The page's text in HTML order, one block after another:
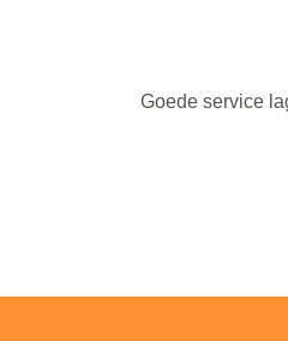
Goede service